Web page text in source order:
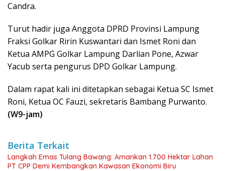
Candra.
Turut hadir juga Anggota DPRD Provinsi Lampung
Fraksi Golkar Ririn Kuswantari dan Ismet Roni dan
Ketua AMPG Golkar Lampung Darlian Pone, Azwar
Yacub serta pengurus DPD Golkar Lampung.
Dalam rapat kali ini ditetapkan sebagai Ketua SC Ismet
Roni, Ketua OC Fauzi, sekretaris Bambang Purwanto.
(W9-jam)
Berita Terkait
Langkah Emas Tulang Bawang: Amankan 1.700 Hektar Lahan
PT CPP Demi Kembangkan Kawasan Ekonomi Biru